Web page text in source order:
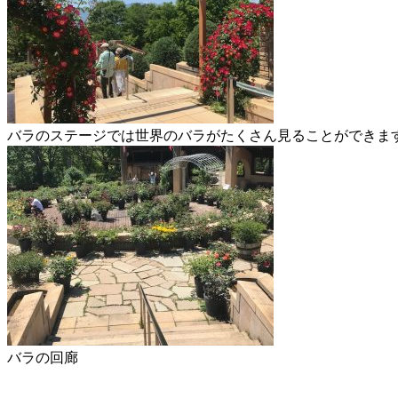
バラのステージでは世界のバラがたくさん見ることができま
バラの回廊